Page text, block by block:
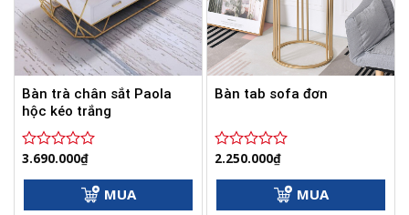
Bàn trà chân sắt Paola
hộc kéo trắng
Được
3.690.000₫
MUA
Bàn tab sofa đơn
Được
2.250.000₫
MUA